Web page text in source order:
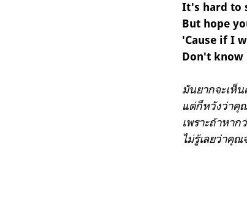
It's hard to
But hope
'Cause if I
Don't know
มันยากจะเห็
แต่ก็หวังว่าคุ
เพราะถ้าหา
ไม่รู้เลยว่าคุณ